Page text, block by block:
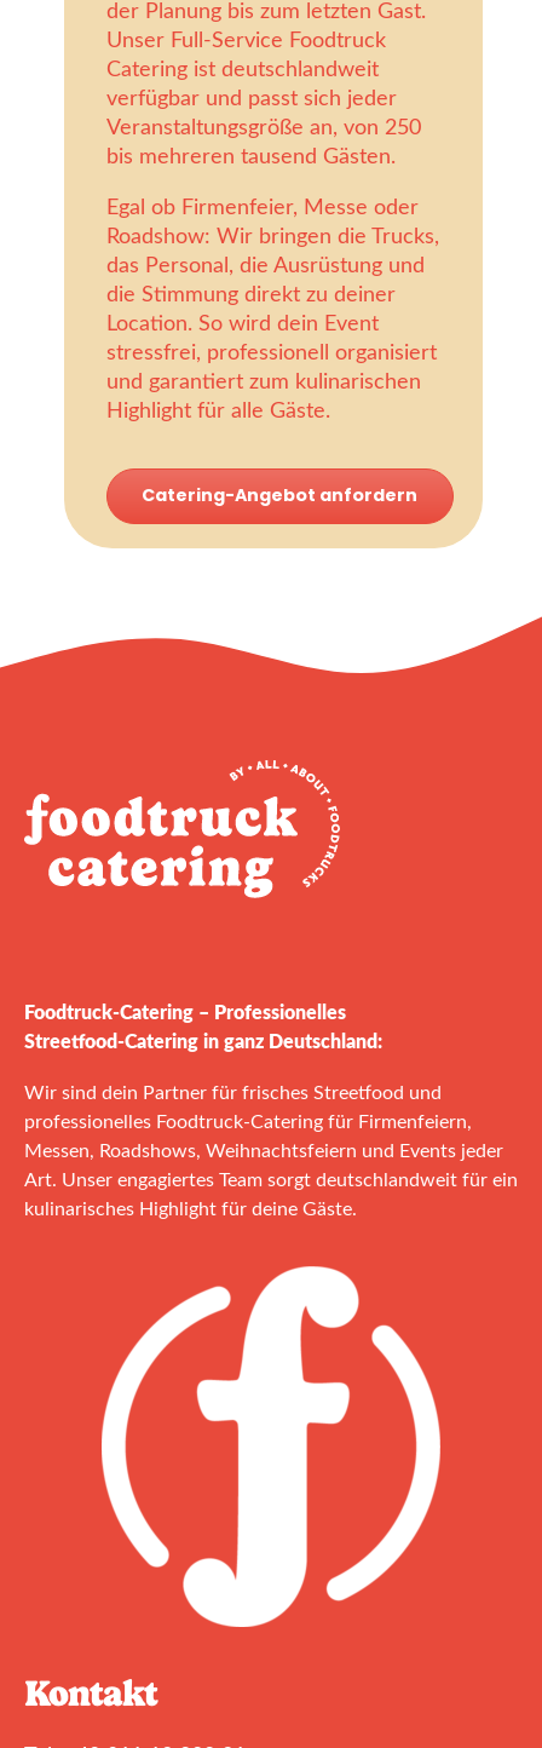
der Planung bis zum letzten Gast.
Unser Full-Service Foodtruck
Catering ist deutschlandweit
verfügbar und passt sich jeder
Veranstaltungsgröße an, von 250
bis mehreren tausend Gästen.
Egal ob Firmenfeier, Messe oder
Roadshow: Wir bringen die Trucks,
das Personal, die Ausrüstung und
die Stimmung direkt zu deiner
Location. So wird dein Event
stressfrei, professionell organisiert
und garantiert zum kulinarischen
Highlight für alle Gäste.
Catering-Angebot anfordern
Foodtruck‑Catering – Professionelles
Streetfood‑Catering in ganz Deutschland:
Wir sind dein Partner für frisches Streetfood und
professionelles Foodtruck‑Catering für Firmenfeiern,
Messen, Roadshows, Weihnachtsfeiern und Events jeder
Art. Unser engagiertes Team sorgt deutschlandweit für ein
kulinarisches Highlight für deine Gäste.
Kontakt